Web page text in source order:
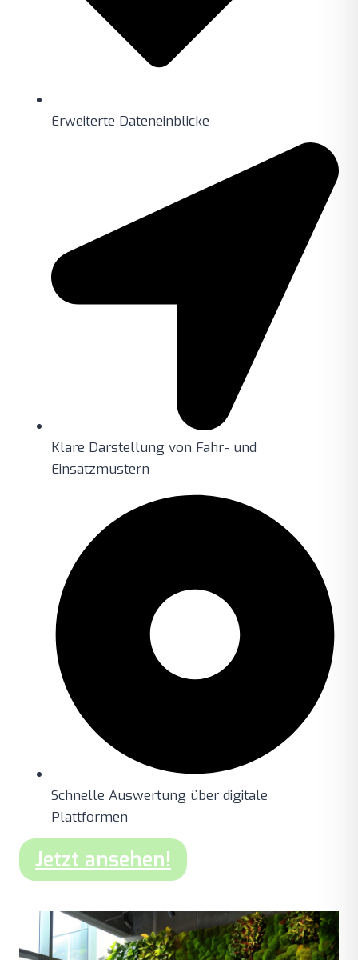
Erweiterte Dateneinblicke
Klare Darstellung von Fahr- und
Einsatzmustern
Schnelle Auswertung über digitale
Plattformen
Jetzt ansehen!